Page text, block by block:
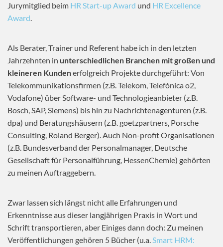
Jurymitglied beim HR Start-up Award und HR Excellence
Award.
Als Berater, Trainer und Referent habe ich in den letzten
Jahrzehnten in unterschiedlichen Branchen mit großen und
kleineren Kundenerfolgreich Projekte durchgeführt: Von
Telekommunikationsfirmen (z.B. Telekom, Telefónica o2,
Vodafone) über Software- und Technologieanbieter (z.B.
Bosch, SAP, Siemens) bis hin zu Nachrichtenagenturen (z.B.
dpa) und Beratungshäusern (z.B. goetzpartners, Porsche
Consulting, Roland Berger). Auch Non-profit Organisationen
(z.B. Bundesverband der Personalmanager, Deutsche
Gesellschaft für Personalführung, HessenChemie) gehörten
zu meinen Auftraggebern.
Zwar lassen sich längst nicht alle Erfahrungen und
Erkenntnisse aus dieser langjährigen Praxis in Wort und
Schrift transportieren, aber Einiges dann doch: Zu meinen
Veröffentlichungen gehören 5 Bücher (u.a.Smart HRM: